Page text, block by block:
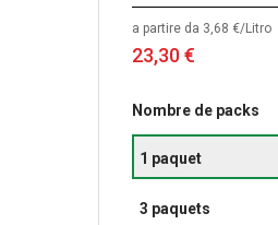
a partire da 3,68 €/Litro
23,30 €
Nombre de packs
1 paquet
3 paquets